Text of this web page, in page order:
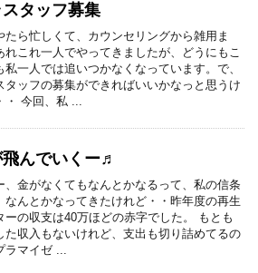
タッフ募集
たら忙しくて、カウンセリングから雑用ま
れこれ一人でやってきましたが、どうにもこ
私一人では追いつかなくなっています。で、
タッフの募集ができればいいかなっと思うけ
・ 今回、私 ...
んでいくー♬
、金がなくてもなんとかなるって、私の信条
なんとかなってきたけれど・・昨年度の再生
ーの収支は40万ほどの赤字でした。 もとも
た収入もないけれど、支出も切り詰めてるの
ラマイゼ ...